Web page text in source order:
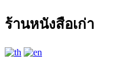
ร้านหนังสือเก่า